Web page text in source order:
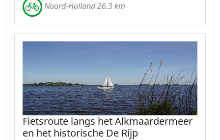
Noord-Holland 26.3 km
Fietsroute langs het Alkmaardermeer
en het historische De Rijp